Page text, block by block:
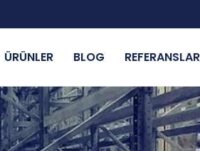
ÜRÜNLER BLOG REFERANSLAR